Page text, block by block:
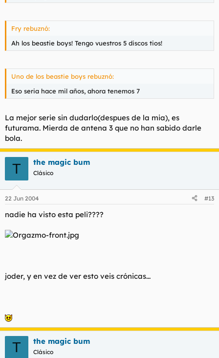
Fry rebuznó:
Ah los beastie boys! Tengo vuestros 5 discos tios!
Uno de los beastie boys rebuznó:
Eso seria hace mil años, ahora tenemos 7
La mejor serie sin dudarlo(despues de la mia), es
futurama. Mierda de antena 3 que no han sabido darle
bola.
T the magic bum
Clásico
22 Jun 2004 #13
nadie ha visto esta peli????
joder, y en vez de ver esto veis crónicas...
T the magic bum
Clásico